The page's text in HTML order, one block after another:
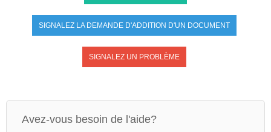
SIGNALEZ LA DEMANDE D'ADDITION D'UN DOCUMENT
SIGNALEZ UN PROBLÈME
Avez-vous besoin de l'aide?